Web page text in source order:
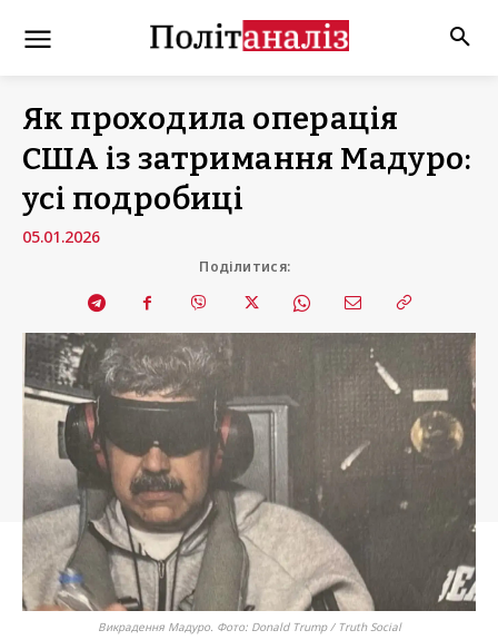
Як проходила операція
США із затримання Мадуро:
усі подробиці
05.01.2026
Поділитися:
Викрадення Мадуро. Фото: Donald Trump / Truth Social